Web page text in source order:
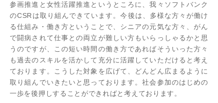
参画推進と女性活躍推進というところに、我々ソフトバンク
のCSRは取り組んできています。今後は、多様な方々が働け
る仕組み・働き方ということで、シニアの元気な方々、がん
で闘病されて仕事との両立が難しい方もいらっしゃるかと思
うのですが、この短い時間の働き方であればそういった方々
も過去のスキルを活かして充分に活躍していただけると考え
ております。こうした対象を広げて、どんどん広まるように
取り組んでいきたいと思っております。社会参加のはじめの
一歩を後押しすることができればと考えております。